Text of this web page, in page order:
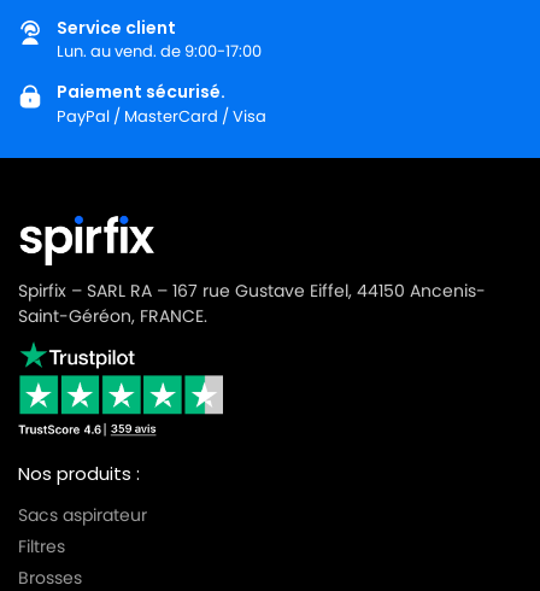
Service client
Lun. au vend. de 9:00-17:00
Paiement sécurisé.
PayPal / MasterCard / Visa
Spirfix – SARL RA – 167 rue Gustave Eiffel, 44150 Ancenis-
Saint-Géréon, FRANCE.
Nos produits :
Sacs aspirateur
Filtres
Brosses